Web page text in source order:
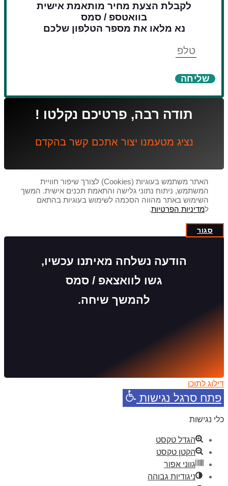
לקבלת הצעת מחיר מותאמת אישית
בוואטספ / סמס
נא מלאו את מספר הטלפון שלכם
שליחה
תודה רבה, פרטיכם נקלטו !
נציג מטעמנו יצור אתכם קשר בהקדם
האתר משתמש בעוגיות (Cookies) לצורך שיפור חוויית
המשתמש, ניתוח נתוני גלישה והתאמת תכנים אישית. המשך
השימוש באתר מהווה הסכמה לשימוש בעוגיות בהתאם
למדיניות הפרטיות.
סגור
הודעה נשלחה מאיתנו עכשיו,
גשו לוואצאפ / סמס
להמשך שיחה.
דילוג לתוכן
פתח סרגל נגישות
כלי נגישות
הגדל טקסט
הקטן טקסט
גווני אפור
ניגודיות גבוהה